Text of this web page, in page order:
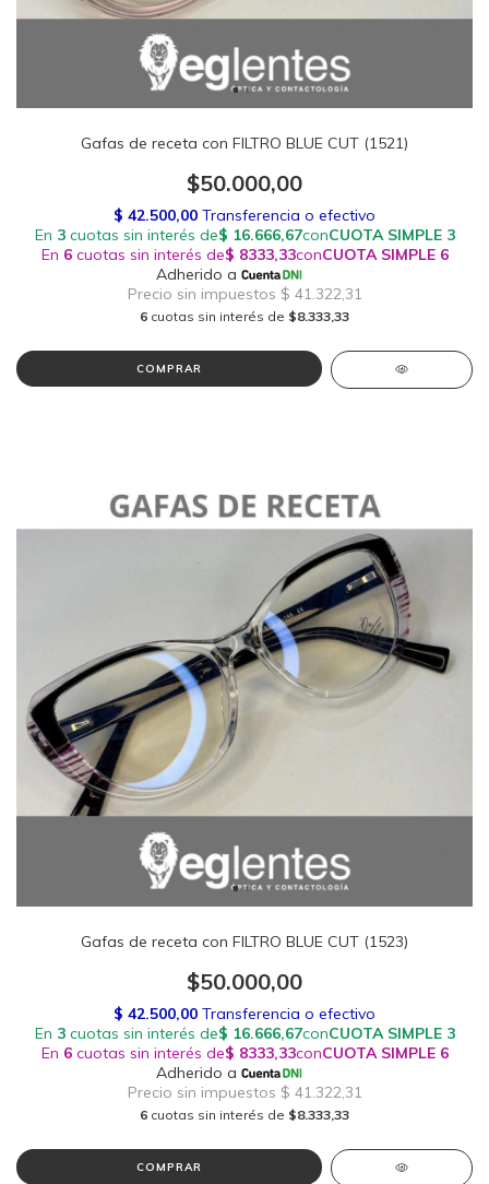
Gafas de receta con FILTRO BLUE CUT (1521)
$50.000,00
6 cuotas sin interés de $8.333,33
Gafas de receta con FILTRO BLUE CUT (1523)
$50.000,00
6 cuotas sin interés de $8.333,33